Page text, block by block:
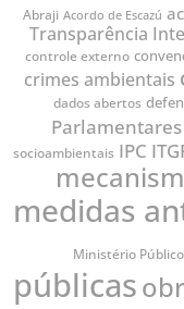
Abraji Acordo de Escazú
Transparência
controle externo
crimes ambientais
dados abertos
Parlamentares
socioambientais IPC
medidas
Ministério Público
públicas